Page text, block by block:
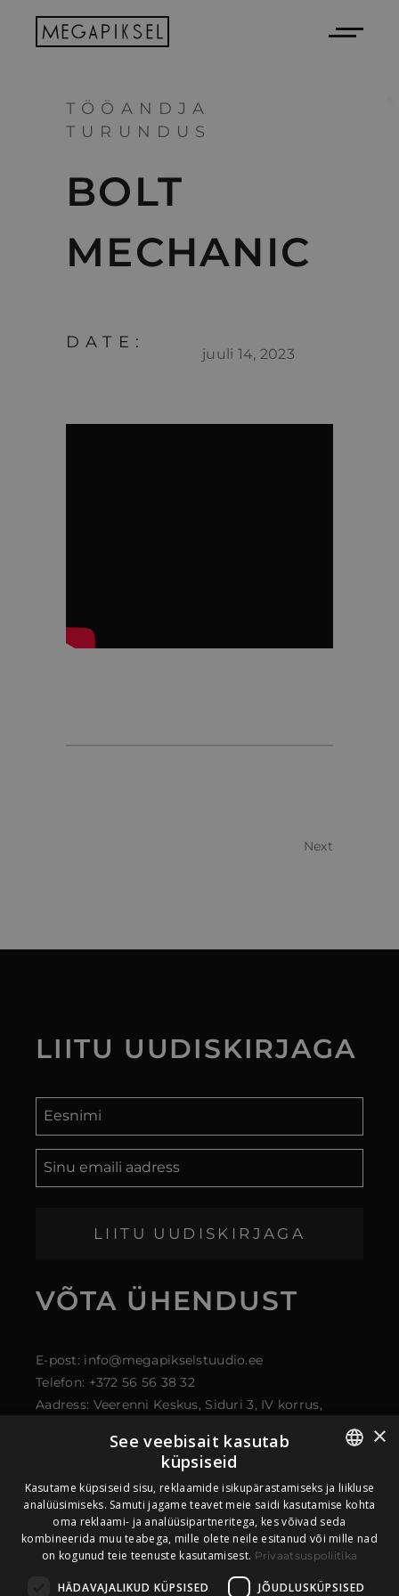
TÖÖANDJA
TURUNDUS
BOLT
MECHANIC
DATE:
juuli 14, 2023
Next
LIITU UUDISKIRJAGA
LIITU UUDISKIRJAGA
VÕTA ÜHENDUST
E-post: info@megapikselstuudio.ee
Telefon: +372 56 56 38 32
Aadress: Veerenni Keskus, Siduri 3, IV korrus,
ESTONIAN
ENGLISH
×
See veebisait kasutab
küpsiseid
Kasutame küpsiseid sisu, reklaamide isikupärastamiseks ja liikluse
analüüsimiseks. Samuti jagame teavet meie saidi kasutamise kohta
oma reklaami- ja analüüsipartneritega, kes võivad seda
kombineerida muu teabega, mille olete neile esitanud või mille nad
on kogunud teie teenuste kasutamisest. Privaatsuspoliitika
HÄDAVAJALIKUD KÜPSISED JÕUDLUSKÜPSISED